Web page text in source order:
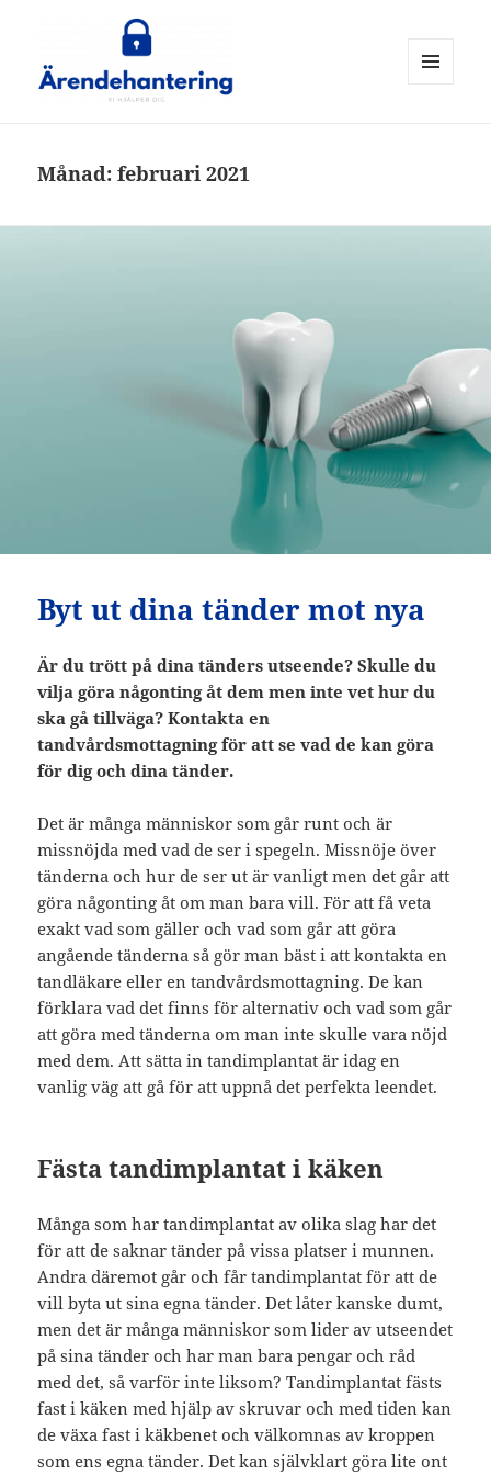
Månad:februari 2021
Byt ut dina tänder mot nya
Är du trött på dina tänders utseende? Skulle du
vilja göra någonting åt dem men inte vet hur du
ska gå tillväga? Kontakta en
tandvårdsmottagning för att se vad de kan göra
för dig och dina tänder.
Det är många människor som går runt och är
missnöjda med vad de ser i spegeln. Missnöje över
tänderna och hur de ser ut är vanligt men det går att
göra någonting åt om man bara vill. För att få veta
exakt vad som gäller och vad som går att göra
angående tänderna så gör man bäst i att kontakta en
tandläkare eller en tandvårdsmottagning. De kan
förklara vad det finns för alternativ och vad som går
att göra med tänderna om man inte skulle vara nöjd
med dem. Att sätta in tandimplantat är idag en
vanlig väg att gå för att uppnå det perfekta leendet.
Fästa tandimplantat i käken
Många som har tandimplantat av olika slag har det
för att de saknar tänder på vissa platser i munnen.
Andra däremot går och får tandimplantat för att de
vill byta ut sina egna tänder. Det låter kanske dumt,
men det är många människor som lider av utseendet
på sina tänder och har man bara pengar och råd
med det, så varför inte liksom? Tandimplantat fästs
fast i käken med hjälp av skruvar och med tiden kan
de växa fast i käkbenet och välkomnas av kroppen
som ens egna tänder. Det kan självklart göra lite ont